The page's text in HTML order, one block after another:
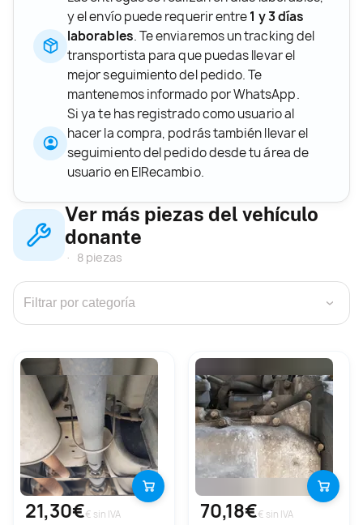
y el envío puede requerir entre1 y 3 días
laborables. Te enviaremos un tracking del
transportista para que puedas llevar el
mejor seguimiento del pedido. Te
mantenemos informado por WhatsApp.
Si ya te has registrado como usuario al
hacer la compra, podrás también llevar el
seguimiento del pedido desde tu área de
usuario en ElRecambio.
Ver más piezas del vehículo
donante
8 piezas
›
21,30€€ sin IVA 70,18€€ sin IVA